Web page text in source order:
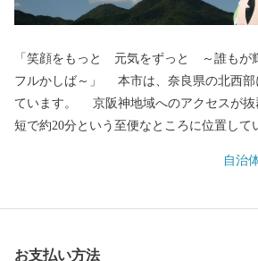
「笑顔をもっと 元気をずっと ～誰もが
フルかしば～」 本市は、奈良県の北西部にあり、大阪府に接し
ています。 京阪神地域へのアクセスが抜群で、大阪市内へは最
短で約20分という至便なところに位置しています。
と深い歴史が魅力でありながら、地場産業
自治
お支払い方法